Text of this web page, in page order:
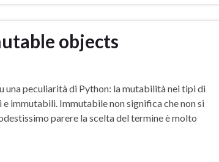
objects
una peculiarità di Python: la mutabilità nei tipi di
immutabili. Immutabile non significa che non si
parere la scelta del termine è molto